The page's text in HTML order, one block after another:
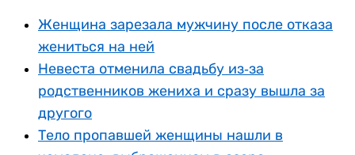
Женщина зарезала мужчину после отказа
жениться на ней
Невеста отменила свадьбу из-за
родственников жениха и сразу вышла за
другого
Тело пропавшей женщины нашли в